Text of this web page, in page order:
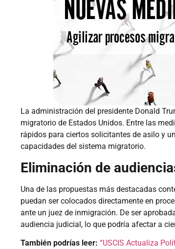
La administración del presidente Donald
migratorio de Estados Unidos. Entre las
rápidos para ciertos solicitantes de asilo y
capacidades del sistema migratorio.
Eliminación de
Una de las propuestas más destacadas
puedan ser colocados directamente en
ante un juez de inmigración. De ser
audiencia judicial, lo que podría afectar a
También podrías leer: “USCIS Actualiza